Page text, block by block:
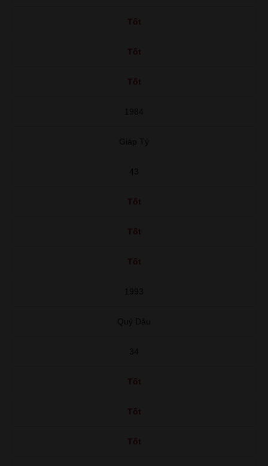
Tốt
Tốt
Tốt
1984
Giáp Tý
43
Tốt
Tốt
Tốt
1993
Quý Dậu
34
Tốt
Tốt
Tốt